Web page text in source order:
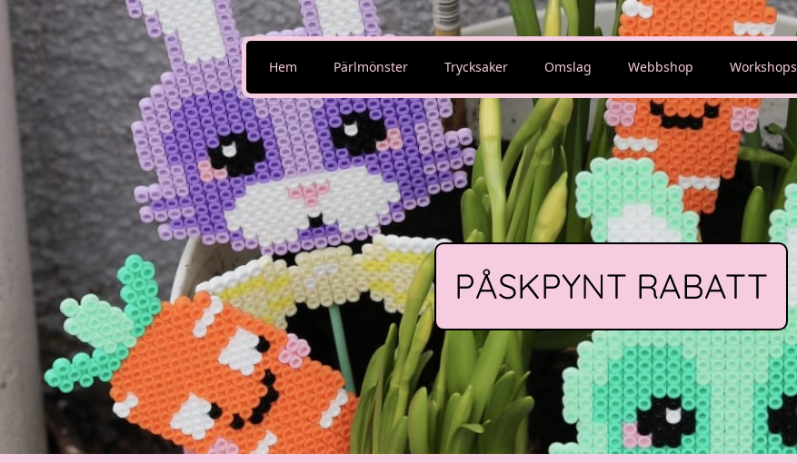
Hem Pärlmönster Trycksaker Omslag Webbshop Workshops
PÅSKPYNT RABATT